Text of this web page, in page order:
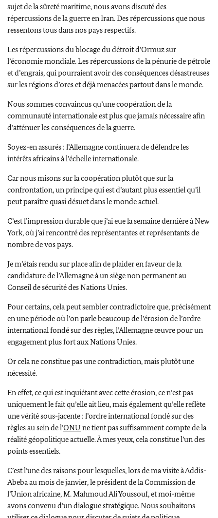
sujet de la sûreté maritime, nous avons discuté des
répercussions de la guerre en Iran. Des répercussions que nous
ressentons tous dans nos pays respectifs.
Les répercussions du blocage du détroit d’Ormuz sur
l’économie mondiale. Les répercussions de la pénurie de pétrole
et d’engrais, qui pourraient avoir des conséquences désastreuses
sur les régions d’ores et déjà menacées partout dans le monde.
Nous sommes convaincus qu’une coopération de la
communauté internationale est plus que jamais nécessaire afin
d’atténuer les conséquences de la guerre.
Soyez-en assurés : l’Allemagne continuera de défendre les
intérêts africains à l’échelle internationale.
Car nous misons sur la coopération plutôt que sur la
confrontation, un principe qui est d’autant plus essentiel qu’il
peut paraître quasi désuet dans le monde actuel.
C’est l’impression durable que j’ai eue la semaine dernière à New
York, où j’ai rencontré des représentantes et représentants de
nombre de vos pays.
Je m’étais rendu sur place afin de plaider en faveur de la
candidature de l’Allemagne à un siège non permanent au
Conseil de sécurité des Nations Unies.
Pour certains, cela peut sembler contradictoire que, précisément
en une période où l’on parle beaucoup de l’érosion de l’ordre
international fondé sur des règles, l’Allemagne œuvre pour un
engagement plus fort aux Nations Unies.
Or cela ne constitue pas une contradiction, mais plutôt une
nécessité.
En effet, ce qui est inquiétant avec cette érosion, ce n’est pas
uniquement le fait qu’elle ait lieu, mais également qu’elle reflète
une vérité sous-jacente : l’ordre international fondé sur des
règles au sein de l’ONU ne tient pas suffisamment compte de la
réalité géopolitique actuelle. À mes yeux, cela constitue l’un des
points essentiels.
C’est l’une des raisons pour lesquelles, lors de ma visite à Addis-
Abeba au mois de janvier, le président de la Commission de
l’Union africaine, M.Mahmoud Ali Youssouf, et moi-même
avons convenu d’un dialogue stratégique. Nous souhaitons